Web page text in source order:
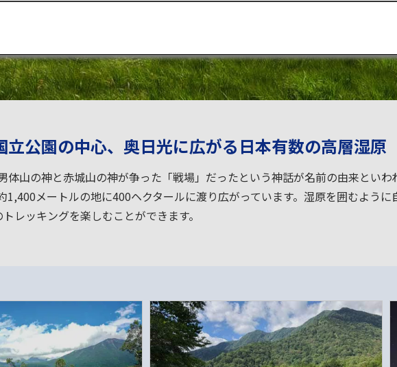
立公園の中心、奥日光に広がる日本有数の高層湿原
体山の神と赤城山の神が争った「戦場」だったという神話が名前の由来とい
1,400メートルの地に400ヘクタールに渡り広がっています。湿原を囲むよう
レッキングを楽しむことができます。